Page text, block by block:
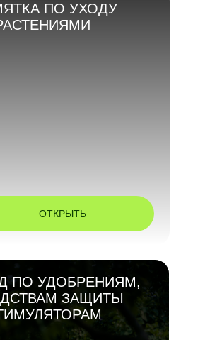
ПО УДОБРЕНИЯМ,
ЗАЩИТЫ
ПО УХОДУ
ОТКРЫТЬ